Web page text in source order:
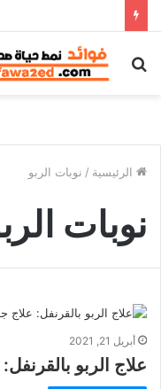
بحث
الرئيسية / نوبات الربو
نوبات
أبريل 21, 2021
علاج الربو